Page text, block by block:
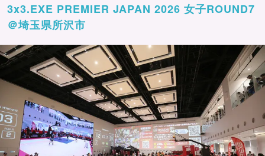
3x3.EXE PREMIER JAPAN 2026 女子ROUND7
＠埼玉県所沢市